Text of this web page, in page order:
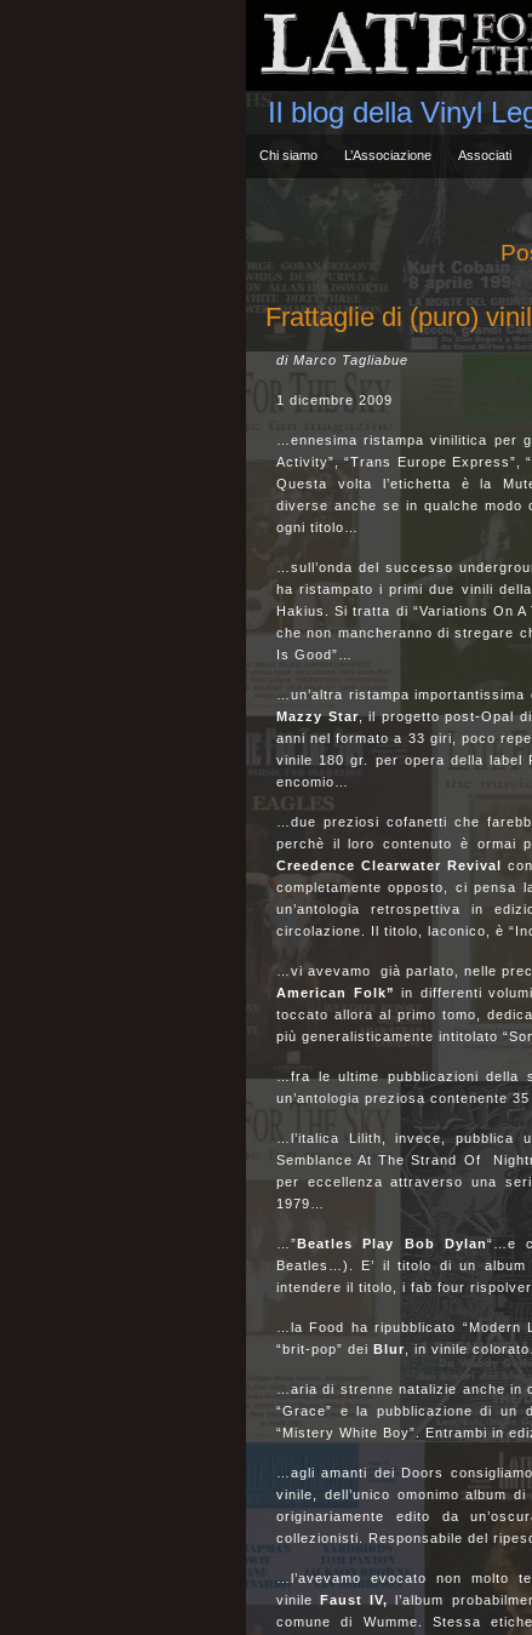
Il blog della Vinyl
Chi siamo L’Associazione Associati
Frattaglie di (puro)
di Marco Tagliabue
1 dicembre 2009
…ennesima ristampa vinilitica per
Activity”, “Trans Europe Express”,
Questa volta l’etichetta è la
diverse anche se in qualche modo
ogni titolo…
…sull’onda del successo
ha ristampato i primi due vinili
Hakius. Si tratta di “Variations On
che non mancheranno di stregare
Is Good”…
…un’altra ristampa
Mazzy Star, il progetto post-Opal
anni nel formato a 33 giri, poco
vinile 180 gr. per opera della label
encomio…
…due preziosi cofanetti che
perchè il loro contenuto è ormai
Creedence Clearwater Revival
completamente opposto, ci pensa
un’antologia retrospettiva in
circolazione. Il titolo, laconico, è
…vi avevamo già parlato, nelle
American Folk” in differenti
toccato allora al primo tomo,
più generalisticamente intitolato
…fra le ultime pubblicazioni della
un’antologia preziosa contenente
…l’italica Lilith, invece, pubblica
Semblance At The Strand Of
per eccellenza attraverso una
1979…
…”Beatles Play Bob Dylan“…e
Beatles…). E’ il titolo di un album
intendere il titolo, i fab four
…la Food ha ripubblicato
“brit-pop” dei Blur , in vinile
…aria di strenne natalizie anche in
“Grace” e la pubblicazione di un
“Mistery White Boy”. Entrambi in
…agli amanti dei Doors
vinile, dell’unico omonimo album
originariamente edito da
collezionisti. Responsabile del
…l’avevamo evocato non
vinileFaust IV, l’album
comune di Wumme. Stessa